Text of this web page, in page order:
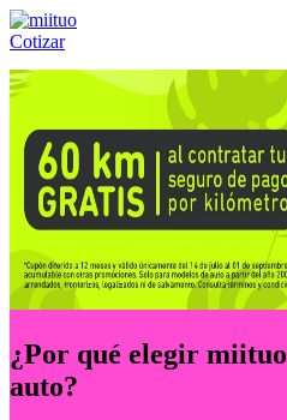
Cotizar
Llámanos al:(55) 84-21-05-00 ó
¿Por qué elegir miituo
auto?